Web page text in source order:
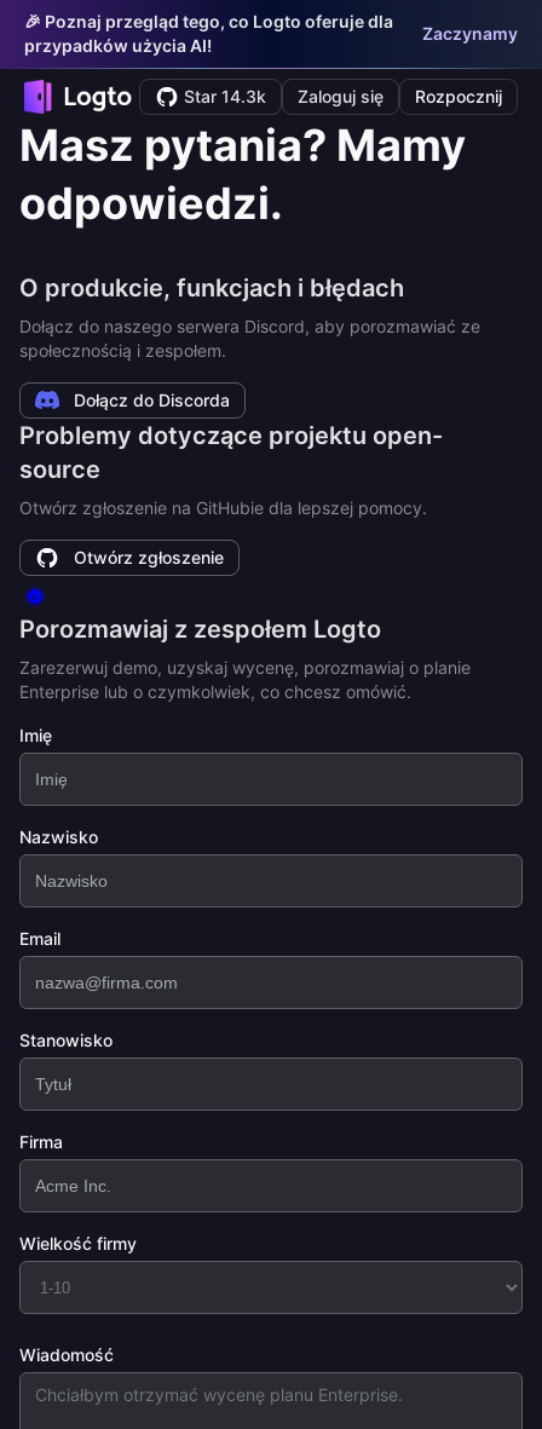
🎉 Poznaj przegląd tego, co Logto oferuje dla
przypadków użycia AI!
Zaczynamy
Star 14.3k Zaloguj się Rozpocznij
Masz pytania? Mamy
odpowiedzi.
O produkcie, funkcjach i błędach
Dołącz do naszego serwera Discord, aby porozmawiać ze
społecznością i zespołem.
Dołącz do Discorda
Problemy dotyczące projektu open-
source
Otwórz zgłoszenie na GitHubie dla lepszej pomocy.
Otwórz zgłoszenie
Porozmawiaj z zespołem Logto
Zarezerwuj demo, uzyskaj wycenę, porozmawiaj o planie
Enterprise lub o czymkolwiek, co chcesz omówić.
Imię
Nazwisko
Email
Stanowisko
Firma
Wielkość firmy
Wiadomość